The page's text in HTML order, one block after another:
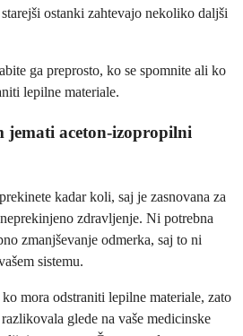
ostanki zahtevajo nekoliko daljši
ga preprosto, ko se spomnite ali ko
lepilne materiale.
jemati aceton-izopropilni
kadar koli, saj je zasnovana za
zdravljenje. Ni potrebna
zmanjševanje odmerka, saj to ni
sistemu.
mora odstraniti lepilne materiale, zato
glede na vaše medicinske